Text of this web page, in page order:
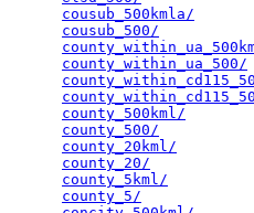
cousub_500kmla/
cousub_500/
county_within_ua_500/
county_500kml/
county_500/
county_20kml/
county_20/
county_5kml/
county_5/